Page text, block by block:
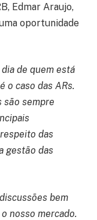
Edmar Araujo,
oportunidade
de quem está
o caso das ARs.
são sempre
das
gestão das
bem
nosso mercado.